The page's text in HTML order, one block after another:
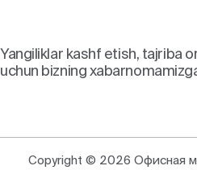
Yangiliklar kashf etish, tajriba
uchun bizning
Copyright © 2026 Офисная